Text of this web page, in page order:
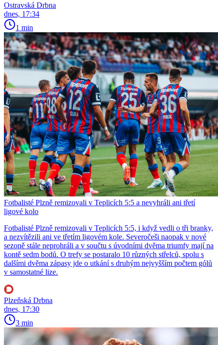
Ostravská Drbna
dnes, 17:34
1 min
Fotbalisté Plzně remizovali v Teplicích 5:5 a nevyhráli ani třetí
ligové kolo
Fotbalisté Plzně remizovali v Teplicích 5:5, i když vedli o tři branky,
a nezvítězili ani ve třetím ligovém kole. Severočeši naopak v nové
sezoně stále neprohráli a v součtu s úvodními dvěma triumfy mají na
kontě sedm bodů. O trefy se postaralo 10 různých střelců, spolu s
dalšími dvěma zápasy jde o utkání s druhým nejvyšším počtem gólů
v samostatné lize.
Plzeňská Drbna
dnes, 17:30
3 min